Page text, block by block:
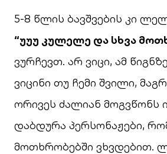
5-8 წლის ბავშვების კი
“უუუ კულელე და სხვა
ვურჩევთ. არ ვიცი, ამ
ვიცინი თუ ჩემი შვილი,
ორივეს ძალიან მოგვწონს
დაბდურა პერსონაჟები,
მოთხრობებში ვხვდებით.